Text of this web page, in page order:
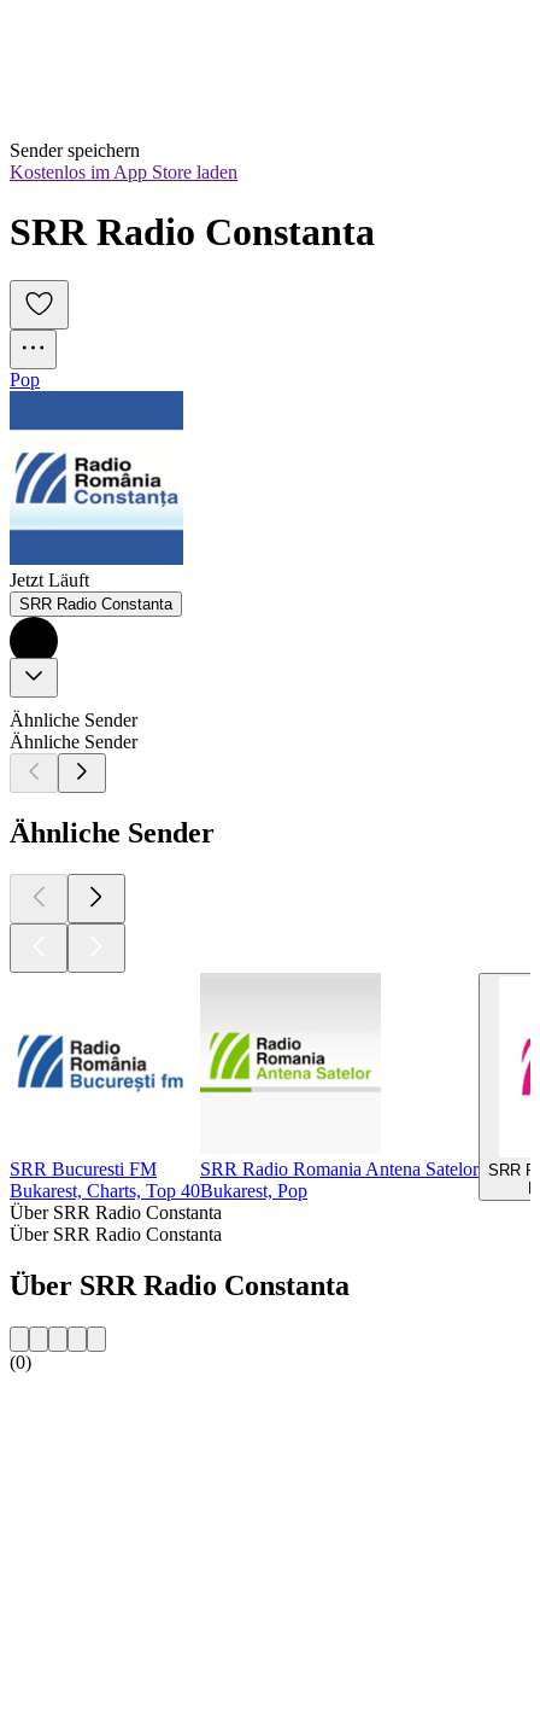
Sender speichern
Kostenlos im App Store laden
SRR Radio Constanta
Pop
Jetzt Läuft
SRR Radio Constanta
Ähnliche Sender
Ähnliche Sender
Ähnliche Sender
SRR Bucuresti FM
Bukarest, Charts, Top 40
SRR Radio Romania Antena Satelor
Bukarest, Pop
SRR
Über SRR Radio Constanta
Über SRR Radio Constanta
Über SRR Radio Constanta
(0)